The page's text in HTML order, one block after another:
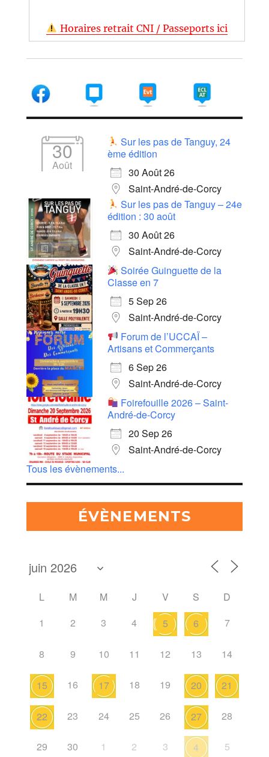
Horaires retrait CNI / Passeports ici
30
Août
Sur les pas de Tanguy, 24
ème édition
30 Août 26
Saint-André-de-Corcy
Sur les pas de Tanguy – 24e
édition : 30 août
30 Août 26
Saint-André-de-Corcy
Soirée Guinguette de la
Classe en 7
5 Sep 26
Saint-André-de-Corcy
Forum de l’UCCAÏ –
Artisans et Commerçants
6 Sep 26
Saint-André-de-Corcy
Foirefouille 2026 – Saint-
André-de-Corcy
20 Sep 26
Saint-André-de-Corcy
Tous les évènements...
ÉVÈNEMENTS
L M M J V S
D
1
2 3 4 5 6 7
8 9 10 11 12 13 14
15 16 17 18 19 20 21
22 23 24 25 26 27 28
29 30 1 2 3 4 5